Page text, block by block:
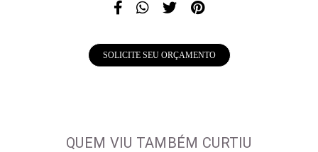
SOLICITE SEU ORÇAMENTO
QUEM VIU TAMBÉM CURTIU